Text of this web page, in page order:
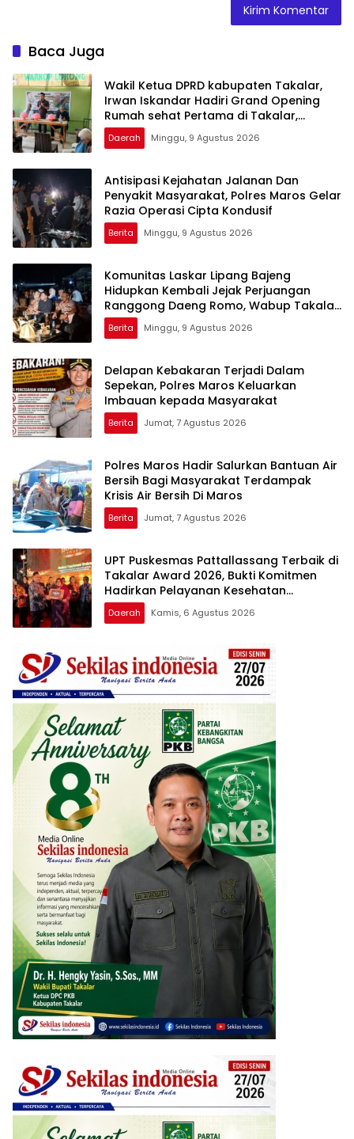
Baca Juga
Wakil Ketua DPRD kabupaten Takalar,
Irwan Iskandar Hadiri Grand Opening
Rumah sehat Pertama di Takalar,
Melayani Terapis Gratis untuk Pasien
Dhuafa dan umum.
Daerah Minggu, 9 Agustus 2026
Antisipasi Kejahatan Jalanan Dan
Penyakit Masyarakat, Polres Maros Gelar
Razia Operasi Cipta Kondusif
Berita Minggu, 9 Agustus 2026
Komunitas Laskar Lipang Bajeng
Hidupkan Kembali Jejak Perjuangan
Ranggong Daeng Romo, Wabup Takalar:
Apresiasi Bahwa Sejarah Adalah
Warisan yang Tak Ternilai”.
Berita Minggu, 9 Agustus 2026
Delapan Kebakaran Terjadi Dalam
Sepekan, Polres Maros Keluarkan
Imbauan kepada Masyarakat
Berita Jumat, 7 Agustus 2026
Polres Maros Hadir Salurkan Bantuan Air
Bersih Bagi Masyarakat Terdampak
Krisis Air Bersih Di Maros
Berita Jumat, 7 Agustus 2026
UPT Puskesmas Pattallassang Terbaik di
Takalar Award 2026, Bukti Komitmen
Hadirkan Pelayanan Kesehatan
Berkualitas
Daerah Kamis, 6 Agustus 2026